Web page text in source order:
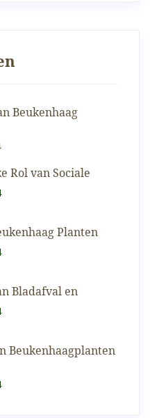
Beukenhaag
Rol van Sociale
Planten
Bladafval en
Beukenhaagplanten